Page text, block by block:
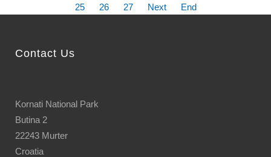
25 26 27 Next End
Contact Us
Kornati National Park
Butina 2
22243 Murter
Croatia